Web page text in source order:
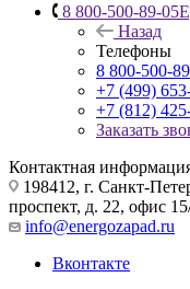
8 800-500-89-05
Назад
Телефоны
8 800-500-
+7 (499)
+7 (812)
Заказать
Контактная
198412, г. Санкт-
проспект, д. 22, офис
info@energozapad.ru
Вконтакте